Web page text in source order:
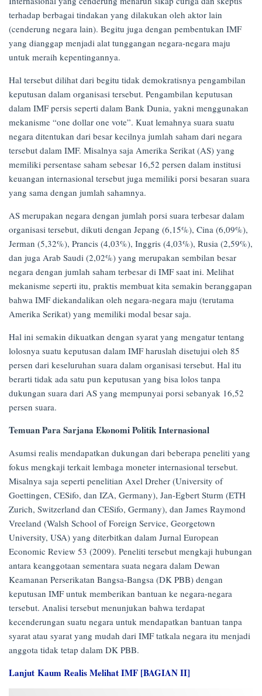
terhadap berbagai tindakan yang dilakukan oleh aktor lain
(cenderung negara lain). Begitu juga dengan pembentukan IMF
yang dianggap menjadi alat tunggangan negara-negara maju
untuk meraih kepentingannya.
Hal tersebut dilihat dari begitu tidak demokratisnya pengambilan
keputusan dalam organisasi tersebut. Pengambilan keputusan
dalam IMF persis seperti dalam Bank Dunia, yakni menggunakan
mekanisme “one dollar one vote”. Kuat lemahnya suara suatu
negara ditentukan dari besar kecilnya jumlah saham dari negara
tersebut dalam IMF. Misalnya saja Amerika Serikat (AS) yang
memiliki persentase saham sebesar 16,52 persen dalam institusi
keuangan internasional tersebut juga memiliki porsi besaran suara
yang sama dengan jumlah sahamnya.
AS merupakan negara dengan jumlah porsi suara terbesar dalam
organisasi tersebut, dikuti dengan Jepang (6,15%), Cina (6,09%),
Jerman (5,32%), Prancis (4,03%), Inggris (4,03%), Rusia (2,59%),
dan juga Arab Saudi (2,02%) yang merupakan sembilan besar
negara dengan jumlah saham terbesar di IMF saat ini. Melihat
mekanisme seperti itu, praktis membuat kita semakin beranggapan
bahwa IMF diekandalikan oleh negara-negara maju (terutama
Amerika Serikat) yang memiliki modal besar saja.
Hal ini semakin dikuatkan dengan syarat yang mengatur tentang
lolosnya suatu keputusan dalam IMF haruslah disetujui oleh 85
persen dari keseluruhan suara dalam organisasi tersebut. Hal itu
berarti tidak ada satu pun keputusan yang bisa lolos tanpa
dukungan suara dari AS yang mempunyai porsi sebanyak 16,52
persen suara.
Temuan Para Sarjana Ekonomi Politik Internasional
Asumsi realis mendapatkan dukungan dari beberapa peneliti yang
fokus mengkaji terkait lembaga moneter internasional tersebut.
Misalnya saja seperti penelitian Axel Dreher (University of
Goettingen, CESifo, dan IZA, Germany), Jan-Egbert Sturm (ETH
Zurich, Switzerland dan CESifo, Germany), dan James Raymond
Vreeland (Walsh School of Foreign Service, Georgetown
University, USA) yang diterbitkan dalam Jurnal European
Economic Review 53 (2009). Peneliti tersebut mengkaji hubungan
antara keanggotaan sementara suata negara dalam Dewan
Keamanan Perserikatan Bangsa-Bangsa (DK PBB) dengan
keputusan IMF untuk memberikan bantuan ke negara-negara
tersebut. Analisi tersebut menunjukan bahwa terdapat
kecenderungan suatu negara untuk mendapatkan bantuan tanpa
syarat atau syarat yang mudah dari IMF tatkala negara itu menjadi
anggota tidak tetap dalam DK PBB.
Lanjut Kaum Realis Melihat IMF [BAGIAN II]